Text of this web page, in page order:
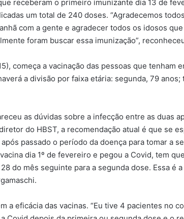
receberam o primeiro imunizante dia 13 de
um total de 240 doses. “Agradecemos
com a gente e agradecer todos os idosos
foram buscar essa imunização”,
começa a vacinação das pessoas que tenham
a divisão por faixa etária: segunda, 79 anos;
as dúvidas sobre a infecção entre as duas
do HBST, a recomendação atual é que se
passado o período da doença para tomar a
dia 1º de fevereiro e pegou a Covid, tem
do mês seguinte para a segunda dose. Essa é
a eficácia das vacinas. “Eu tive 4 pacientes no
Lançamento
13º
Encontro
Farroupilha
Encantado
Encontro Farroupilha de
projeto
de
ponte
5 de